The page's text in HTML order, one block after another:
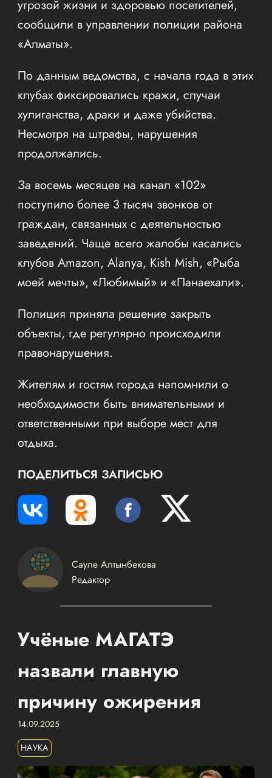
угрозой жизни и здоровью посетителей,
сообщили в управлении полиции района
«Алматы».
По данным ведомства, с начала года в этих
клубах фиксировались кражи, случаи
хулиганства, драки и даже убийства.
Несмотря на штрафы, нарушения
продолжались.
За восемь месяцев на канал «102»
поступило более 3 тысяч звонков от
граждан, связанных с деятельностью
заведений. Чаще всего жалобы касались
клубов Amazon, Alanya, Kish Mish, «Рыба
моей мечты», «Любимый» и «Панаехали».
Полиция приняла решение закрыть
объекты, где регулярно происходили
правонарушения.
Жителям и гостям города напомнили о
необходимости быть внимательными и
ответственными при выборе мест для
отдыха.
ПОДЕЛИТЬСЯ ЗАПИСЬЮ
Сауле Алтынбекова
Редактор
Учёные МАГАТЭ
назвали главную
причину ожирения
14.09.2025
НАУКА